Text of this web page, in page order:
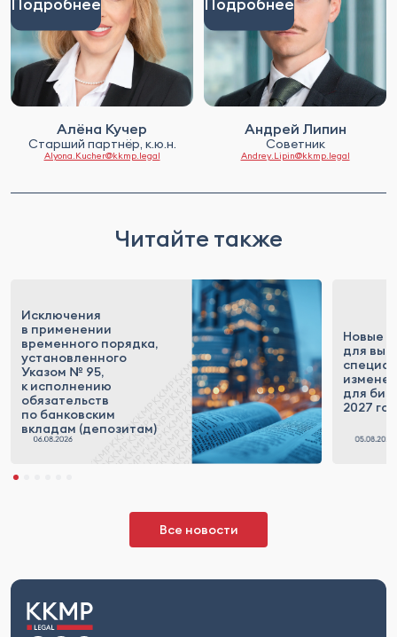
Алёна Кучер
Старший партнёр, к.ю.н.
Alyona.Kucher@kkmp.legal
Андрей Липин
Советник
Andrey.Lipin@kkmp.legal
Читайте также
Исключения
в применении
временного порядка,
установленного
Указом № 95,
к исполнению
обязательств
по банковским
вкладам (депозитам)
Новые
для
для
2027
Все новости